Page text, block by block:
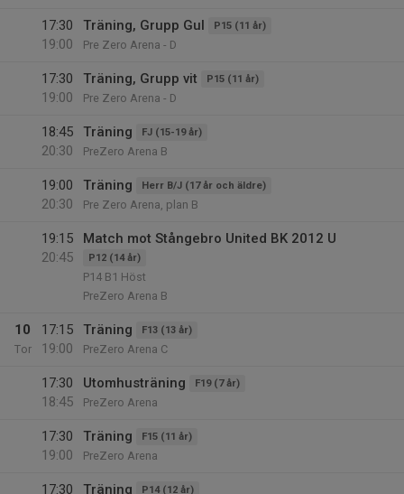
17:30
19:00
Träning, Grupp Gul P15 (11 år)
Pre Zero Arena - D
17:30
19:00
Träning, Grupp vit P15 (11 år)
Pre Zero Arena - D
18:45
20:30
Träning FJ (15-19 år)
PreZero Arena B
19:00
20:30
Träning Herr B/J (17 år och äldre)
Pre Zero Arena, plan B
19:15
20:45
Match mot Stångebro United BK 2012 U
P12 (14 år)
P14 B1 Höst
PreZero Arena B
10
Tor
17:15
19:00
Träning F13 (13 år)
PreZero Arena C
17:30
18:45
Utomhusträning F19 (7 år)
PreZero Arena
17:30
19:00
Träning F15 (11 år)
PreZero Arena
17:30
Träning P14 (12 år)